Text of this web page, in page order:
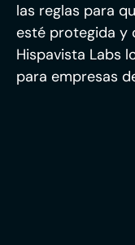
las reglas para
esté protegida y
Hispavista Labs
para empresas